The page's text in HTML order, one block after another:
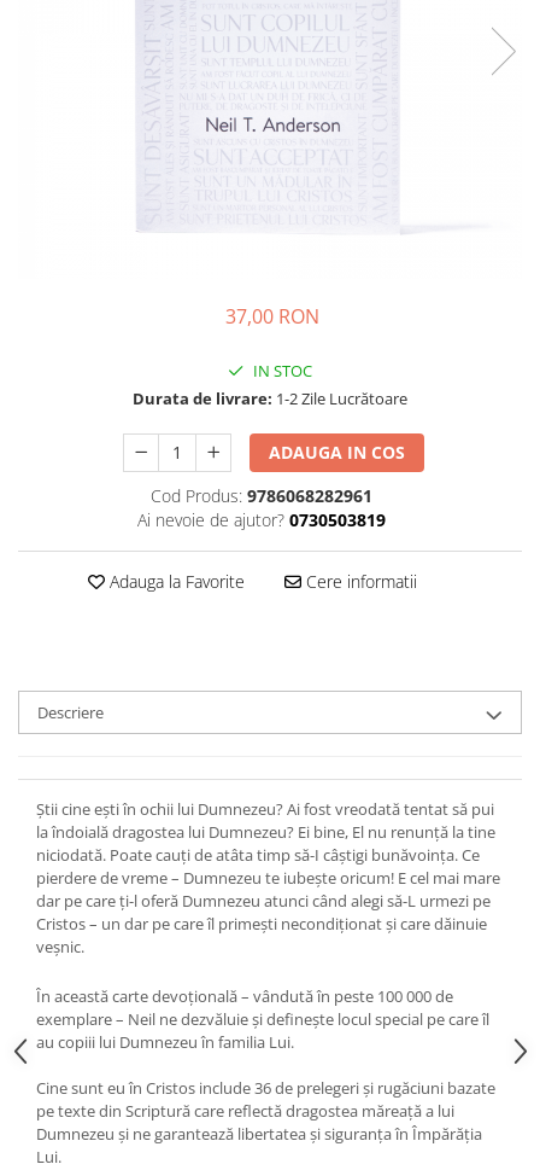
Prietenie, Logodnă și Căsătorie
Cărți de Colorat
Închinare prin Muzică
Devoționale/Meditații Biblice
Reviste
Poezii
37,00 RON
IN STOC
Durata de livrare: 1-2 Zile Lucrătoare
ADAUGA IN COS
Cod Produs: 9786068282961
Ai nevoie de ajutor? 0730503819
Adauga la Favorite Cere informatii
Descriere
Ştii cine eşti în ochii lui Dumnezeu? Ai fost vreodată tentat să pui
la îndoială dragostea lui Dumnezeu? Ei bine, El nu renunţă la tine
niciodată. Poate cauţi de atâta timp să-I câştigi bunăvoinţa. Ce
pierdere de vreme – Dumnezeu te iubeşte oricum! E cel mai mare
dar pe care ţi-l oferă Dumnezeu atunci când alegi să-L urmezi pe
Cristos – un dar pe care îl primeşti necondiţionat şi care dăinuie
veşnic.
În această carte devoţională – vândută în peste 100 000 de
exemplare – Neil ne dezvăluie şi defineşte locul special pe care îl
au copiii lui Dumnezeu în familia Lui.
Cine sunt eu în Cristos include 36 de prelegeri şi rugăciuni bazate
pe texte din Scriptură care reflectă dragostea măreaţă a lui
Dumnezeu şi ne garantează libertatea şi siguranţa în Împărăţia
Lui.